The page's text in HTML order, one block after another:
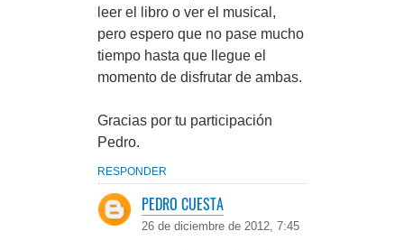
leer el libro o ver el musical,
pero espero que no pase mucho
tiempo hasta que llegue el
momento de disfrutar de ambas.
Gracias por tu participación
Pedro.
RESPONDER
PEDRO CUESTA
26 de diciembre de 2012, 7:45